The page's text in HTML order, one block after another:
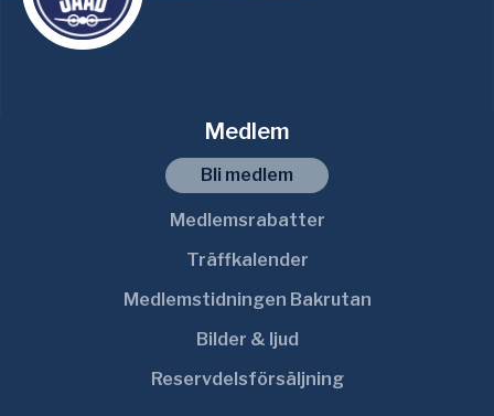
Medlem
Bli medlem
Medlemsrabatter
Träffkalender
Medlemstidningen Bakrutan
Bilder & ljud
Reservdelsförsäljning